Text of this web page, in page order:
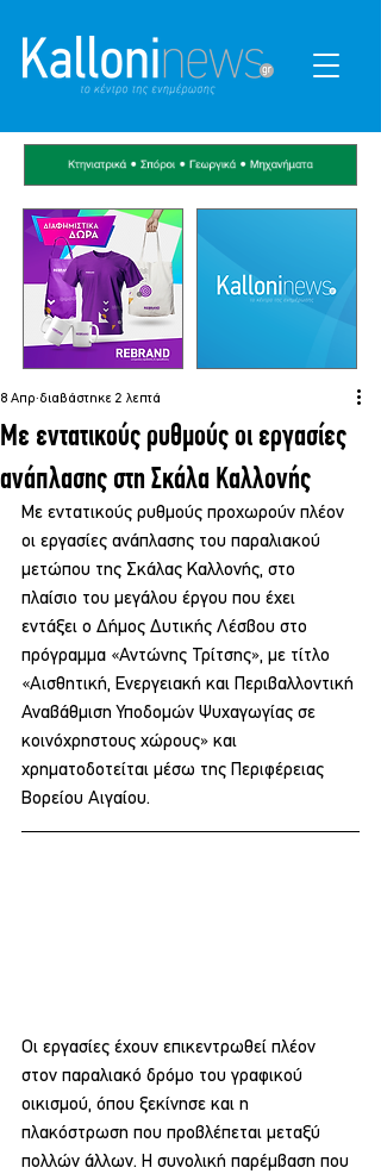
Με εντατικούς ρυθμούς οι εργασίες
ανάπλασης στη Σκάλα Καλλονής
8 Απρ διαβάστηκε 2 λεπτά
Με εντατικούς ρυθμούς προχωρούν πλέον
οι εργασίες ανάπλασης του παραλιακού
μετώπου της Σκάλας Καλλονής, στο
πλαίσιο του μεγάλου έργου που έχει
εντάξει ο Δήμος Δυτικής Λέσβου στο
πρόγραμμα «Αντώνης Τρίτσης», με τίτλο
«Αισθητική, Ενεργειακή και Περιβαλλοντική
Αναβάθμιση Υποδομών Ψυχαγωγίας σε
κοινόχρηστους χώρους» και
χρηματοδοτείται μέσω της Περιφέρειας
Βορείου Αιγαίου.
Οι εργασίες έχουν επικεντρωθεί πλέον
στον παραλιακό δρόμο του γραφικού
οικισμού, όπου ξεκίνησε και η
πλακόστρωση που προβλέπεται μεταξύ
πολλών άλλων. Η συνολική παρέμβαση που